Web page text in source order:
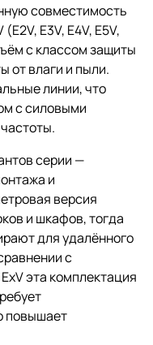
совместимость
E3V, E4V, E5V,
с классом защиты
от влаги и пыли.
линии, что
с силовыми
серии —
и
версия
и шкафов, тогда
для удалённого
с
эта комплектация
повышает